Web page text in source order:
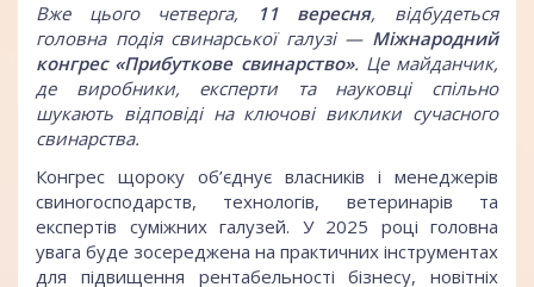
Вже цього четверга, 11 вересня, відбудеться
головна подія свинарської галузі — Міжнародний
конгрес «Прибуткове свинарство». Це майданчик,
де виробники, експерти та науковці спільно
шукають відповіді на ключові виклики сучасного
свинарства.
Конгрес щороку об’єднує власників і менеджерів
свиногосподарств, технологів, ветеринарів та
експертів суміжних галузей. У 2025 році головна
увага буде зосереджена на практичних інструментах
для підвищення рентабельності бізнесу, новітніх